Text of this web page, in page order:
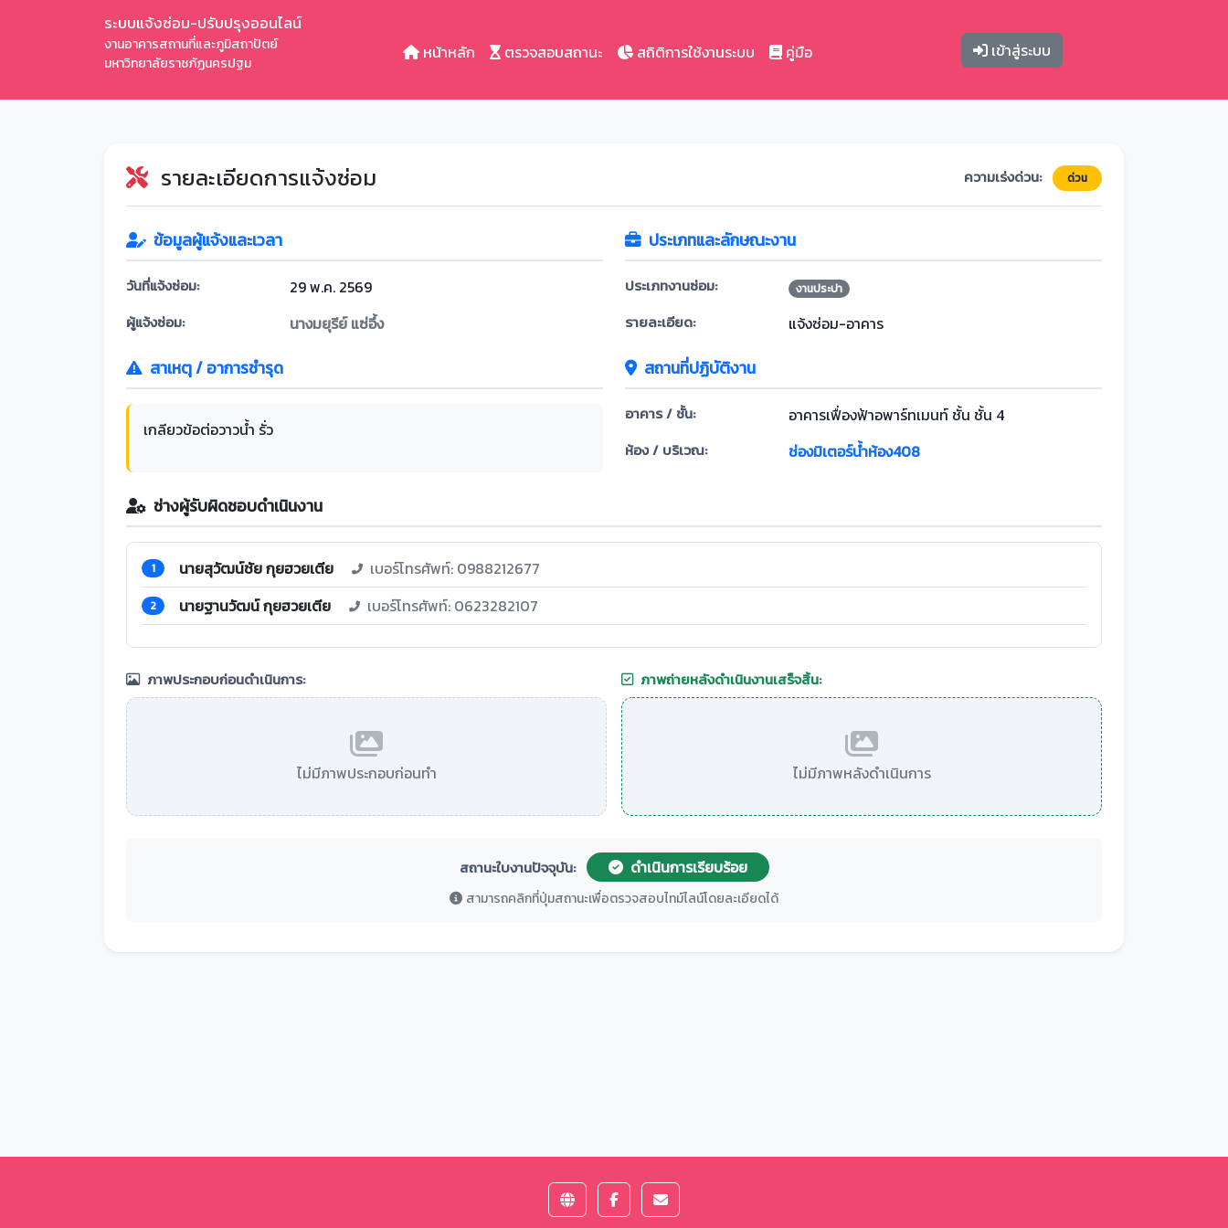
ระบบแจ้งซ่อม-ปรับปรุงออนไลน์
งานอาคารสถานที่และภูมิสถาปัตย์
มหาวิทยาลัยราชภัฏนครปฐม
หน้าหลัก ตรวจสอบสถานะ สถิติการใช้งานระบบ คู่มือ เข้าสู่ระบบ
รายละเอียดการแจ้งซ่อม ความเร่งด่วน: ด่วน
ข้อมูลผู้แจ้งและเวลา
วันที่แจ้งซ่อม: 29 พ.ค. 2569
ผู้แจ้งซ่อม: นางมยุรีย์ แซ่อึ้ง
ประเภทและลักษณะงาน
ประเภทงานซ่อม: งานประปา
รายละเอียด: แจ้งซ่อม-อาคาร
สาเหตุ / อาการชำรุด
เกลียวข้อต่อวาวน้ำ รั่ว
สถานที่ปฏิบัติงาน
อาคาร / ชั้น: อาคารเฟื่องฟ้าอพาร์ทเมนท์ ชั้น ชั้น 4
ห้อง / บริเวณ: ช่องมิเตอร์น้ำห้อง408
ช่างผู้รับผิดชอบดำเนินงาน
1 นายสุวัฒน์ชัย กุยฮวยเตีย เบอร์โทรศัพท์: 0988212677
2 นายฐานวัฒน์ กุยฮวยเตีย เบอร์โทรศัพท์: 0623282107
ภาพประกอบก่อนดำเนินการ:
ไม่มีภาพประกอบก่อนทำ
ภาพถ่ายหลังดำเนินงานเสร็จสิ้น:
ไม่มีภาพหลังดำเนินการ
สถานะใบงานปัจจุบัน: ดำเนินการเรียบร้อย
สามารถคลิกที่ปุ่มสถานะเพื่อตรวจสอบไทม์ไลน์โดยละเอียดได้